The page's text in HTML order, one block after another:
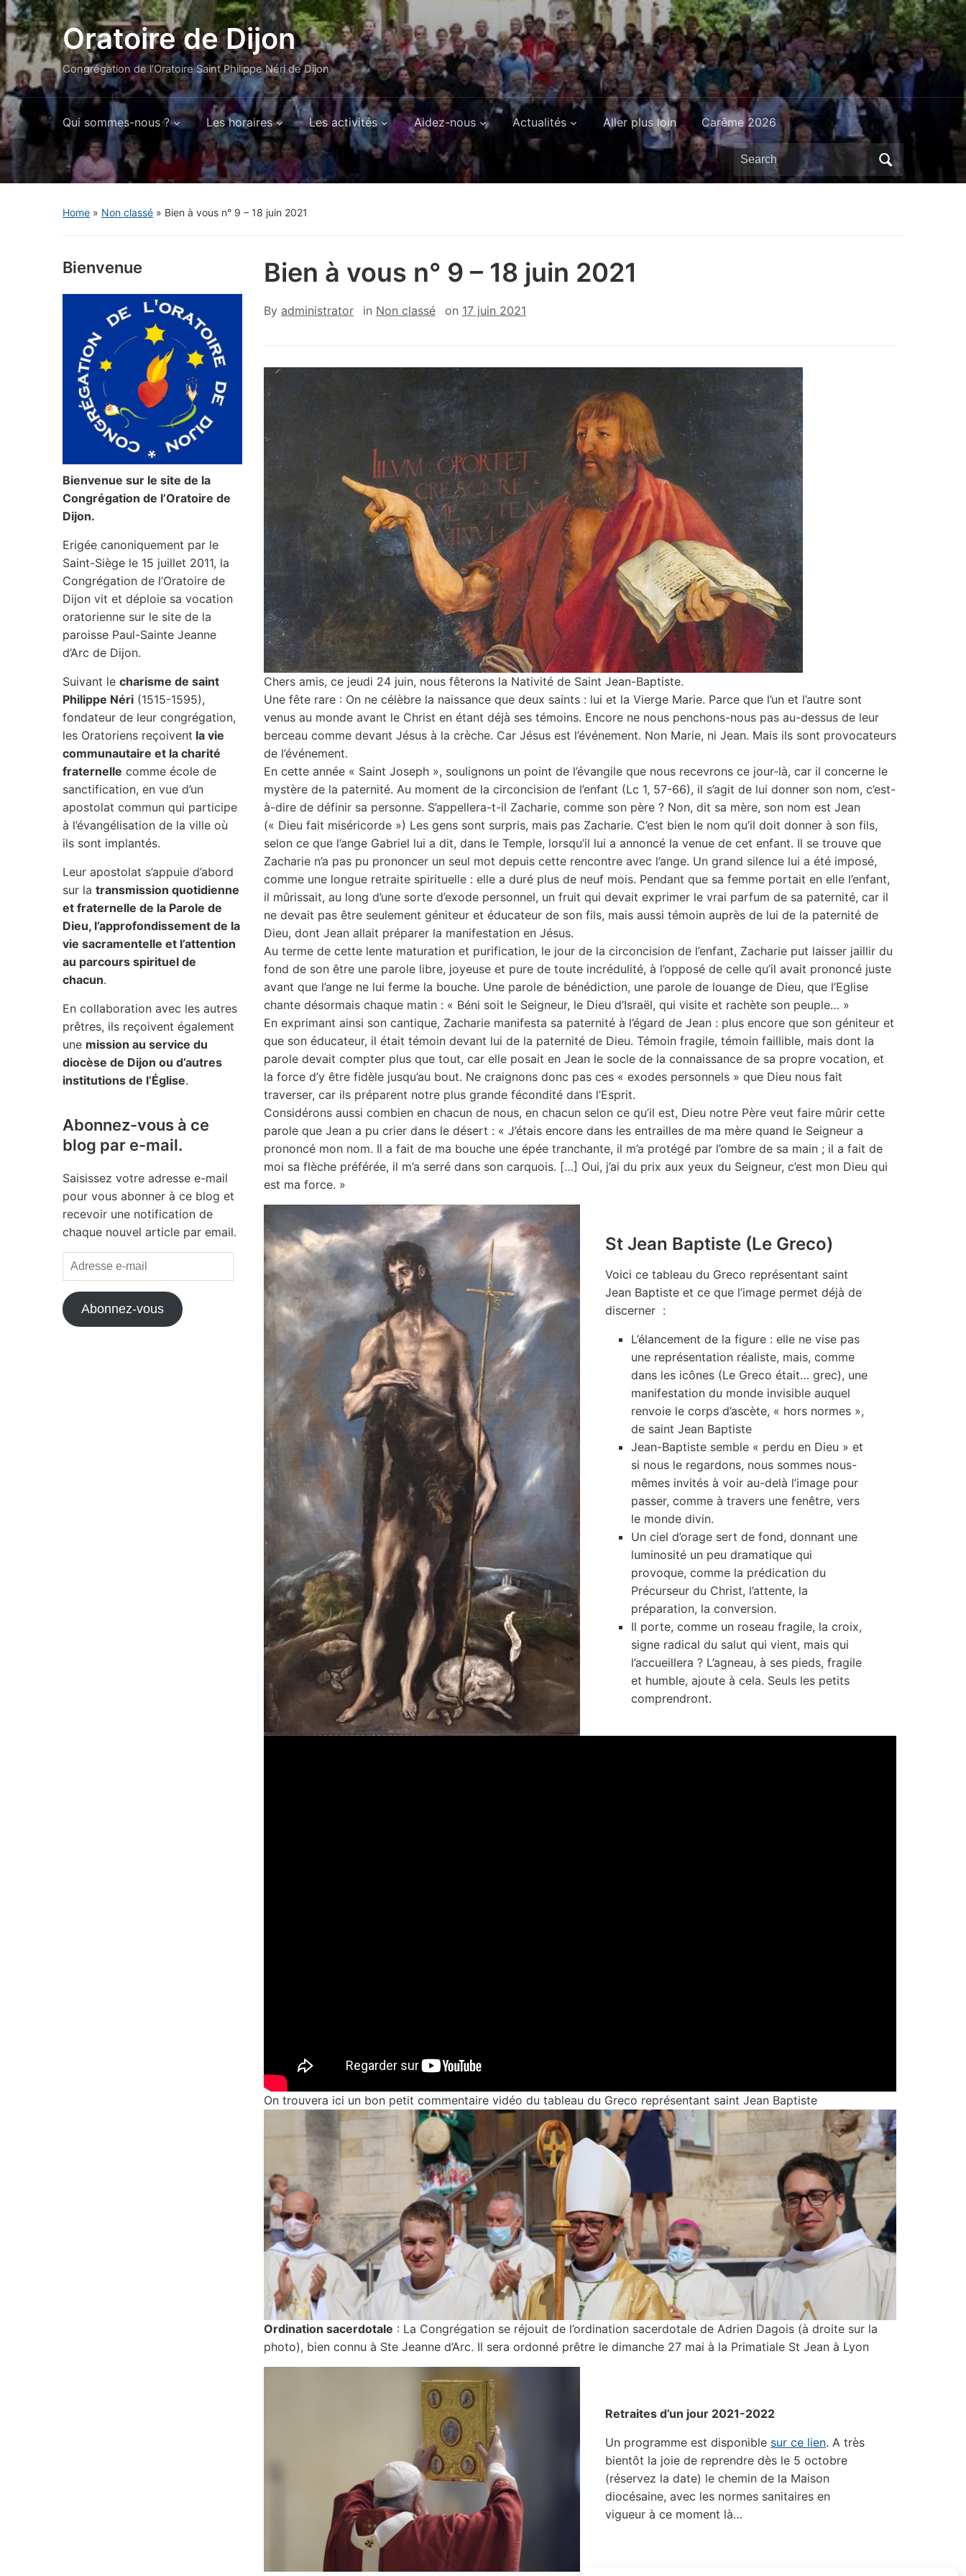
Oratoire de Dijon
Congrégation de l'Oratoire Saint Philippe Néri de Dijon
Qui sommes-nous ? Les horaires Les activités Aidez-nous Actualités Aller plus loin Carême 2026
Search
for:
Home » Non classé » Bien à vous n° 9 – 18 juin 2021
Bienvenue
Bienvenue sur le site de la
Congrégation de l’Oratoire de
Dijon.
Erigée canoniquement par le
Saint-Siège le 15 juillet 2011, la
Congrégation de l’Oratoire de
Dijon vit et déploie sa vocation
oratorienne sur le site de la
paroisse Paul-Sainte Jeanne
d’Arc de Dijon.
Suivant le charisme de saint
Philippe Néri (1515-1595),
fondateur de leur congrégation,
les Oratoriens reçoivent la vie
communautaire et la charité
fraternelle comme école de
sanctification, en vue d’un
apostolat commun qui participe
à l’évangélisation de la ville où
ils sont implantés.
Leur apostolat s’appuie d’abord
sur la transmission quotidienne
et fraternelle de la Parole de
Dieu, l’approfondissement de la
vie sacramentelle et l’attention
au parcours spirituel de
chacun.
En collaboration avec les autres
prêtres, ils reçoivent également
une mission au service du
diocèse de Dijon ou d’autres
institutions de l’Église.
Abonnez-vous à ce
blog par e-mail.
Saisissez votre adresse e-mail
pour vous abonner à ce blog et
recevoir une notification de
chaque nouvel article par email.
Adresse
e-
mail
Abonnez-vous
Bien à vous n° 9 – 18 juin 2021
By administrator in Non classé on 17 juin 2021
Chers amis, ce jeudi 24 juin, nous fêterons la Nativité de Saint Jean-Baptiste.
Une fête rare : On ne célèbre la naissance que deux saints : lui et la Vierge Marie. Parce que l’un et l’autre sont
venus au monde avant le Christ en étant déjà ses témoins. Encore ne nous penchons-nous pas au-dessus de leur
berceau comme devant Jésus à la crèche. Car Jésus est l’événement. Non Marie, ni Jean. Mais ils sont provocateurs
de l’événement.
En cette année « Saint Joseph », soulignons un point de l’évangile que nous recevrons ce jour-là, car il concerne le
mystère de la paternité. Au moment de la circoncision de l’enfant (Lc 1, 57-66), il s’agit de lui donner son nom, c’est-
à-dire de définir sa personne. S’appellera-t-il Zacharie, comme son père ? Non, dit sa mère, son nom est Jean
(« Dieu fait miséricorde ») Les gens sont surpris, mais pas Zacharie. C’est bien le nom qu’il doit donner à son fils,
selon ce que l’ange Gabriel lui a dit, dans le Temple, lorsqu’il lui a annoncé la venue de cet enfant. Il se trouve que
Zacharie n’a pas pu prononcer un seul mot depuis cette rencontre avec l’ange. Un grand silence lui a été imposé,
comme une longue retraite spirituelle : elle a duré plus de neuf mois. Pendant que sa femme portait en elle l’enfant,
il mûrissait, au long d’une sorte d’exode personnel, un fruit qui devait exprimer le vrai parfum de sa paternité, car il
ne devait pas être seulement géniteur et éducateur de son fils, mais aussi témoin auprès de lui de la paternité de
Dieu, dont Jean allait préparer la manifestation en Jésus.
Au terme de cette lente maturation et purification, le jour de la circoncision de l’enfant, Zacharie put laisser jaillir du
fond de son être une parole libre, joyeuse et pure de toute incrédulité, à l’opposé de celle qu’il avait prononcé juste
avant que l’ange ne lui ferme la bouche. Une parole de bénédiction, une parole de louange de Dieu, que l’Eglise
chante désormais chaque matin : « Béni soit le Seigneur, le Dieu d’Israël, qui visite et rachète son peuple… »
En exprimant ainsi son cantique, Zacharie manifesta sa paternité à l’égard de Jean : plus encore que son géniteur et
que son éducateur, il était témoin devant lui de la paternité de Dieu. Témoin fragile, témoin faillible, mais dont la
parole devait compter plus que tout, car elle posait en Jean le socle de la connaissance de sa propre vocation, et
la force d’y être fidèle jusqu’au bout. Ne craignons donc pas ces « exodes personnels » que Dieu nous fait
traverser, car ils préparent notre plus grande fécondité dans l’Esprit.
Considérons aussi combien en chacun de nous, en chacun selon ce qu’il est, Dieu notre Père veut faire mûrir cette
parole que Jean a pu crier dans le désert : « J’étais encore dans les entrailles de ma mère quand le Seigneur a
prononcé mon nom. Il a fait de ma bouche une épée tranchante, il m’a protégé par l’ombre de sa main ; il a fait de
moi sa flèche préférée, il m’a serré dans son carquois. […] Oui, j’ai du prix aux yeux du Seigneur, c’est mon Dieu qui
est ma force. »
St Jean Baptiste (Le Greco)
Voici ce tableau du Greco représentant saint
Jean Baptiste et ce que l’image permet déjà de
discerner :
L’élancement de la figure : elle ne vise pas
une représentation réaliste, mais, comme
dans les icônes (Le Greco était… grec), une
manifestation du monde invisible auquel
renvoie le corps d’ascète, « hors normes »,
de saint Jean Baptiste
Jean-Baptiste semble « perdu en Dieu » et
si nous le regardons, nous sommes nous-
mêmes invités à voir au-delà l’image pour
passer, comme à travers une fenêtre, vers
le monde divin.
Un ciel d’orage sert de fond, donnant une
luminosité un peu dramatique qui
provoque, comme la prédication du
Précurseur du Christ, l’attente, la
préparation, la conversion.
Il porte, comme un roseau fragile, la croix,
signe radical du salut qui vient, mais qui
l’accueillera ? L’agneau, à ses pieds, fragile
et humble, ajoute à cela. Seuls les petits
comprendront.
On trouvera ici un bon petit commentaire vidéo du tableau du Greco représentant saint Jean Baptiste
Ordination sacerdotale : La Congrégation se réjouit de l’ordination sacerdotale de Adrien Dagois (à droite sur la
photo), bien connu à Ste Jeanne d’Arc. Il sera ordonné prêtre le dimanche 27 mai à la Primatiale St Jean à Lyon
Retraites d’un jour 2021-2022
Un programme est disponible sur ce lien. A très
bientôt la joie de reprendre dès le 5 octobre
(réservez la date) le chemin de la Maison
diocésaine, avec les normes sanitaires en
vigueur à ce moment là…